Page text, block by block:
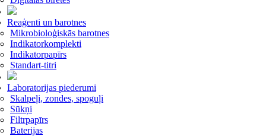
Reaģenti un barotnes
Mikrobioloģiskās barotnes
Indikatorkomplekti
Indikatorpapīrs
Standart-titri
Laboratorijas piederumi
Skalpeļi, zondes, spoguļi
Sūkņi
Filtrpapīrs
Baterijas